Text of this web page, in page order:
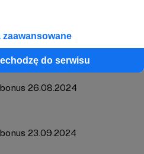
zaawansowane
do serwisu
26.08.2024
23.09.2024